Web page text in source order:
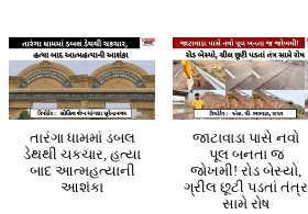
તારંગા ધામમાં ડબલ
ડેથથી ચકચાર, હત્યા
બાદ આત્મહત્યાની
આશંકા
જાટાવાડા પાસે નવો
પૂલ બનતા જ
જોખમી! રોડ બેસ્યો,
ગ્રીલ છૂટી પડતાં તંત્ર
સામે રોષ